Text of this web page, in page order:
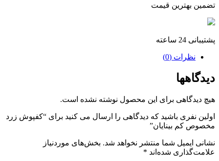
تضمین بهترین قیمت
پشتیبانی 24 ساعته
نظرات (0)
دیدگاهها
هیچ دیدگاهی برای این محصول نوشته نشده است.
اولین نفری باشید که دیدگاهی را ارسال می کنید برای “کفپوش زرد
مخصوص کم بینایان”
نشانی ایمیل شما منتشر نخواهد شد. بخش‌های موردنیاز
علامت‌گذاری شده‌اند *